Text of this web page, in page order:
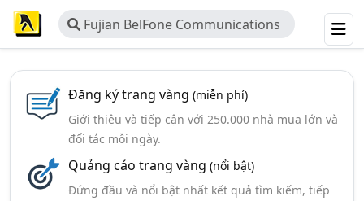
Fujian BelFone Communications
Technology Co., Ltd
Đăng ký trang vàng (miễn phí)
Giới thiệu và tiếp cận với 250.000 nhà mua lớn và
đối tác mỗi ngày.
Quảng cáo trang vàng (nổi bật)
Đứng đầu và nổi bật nhất kết quả tìm kiếm, tiếp